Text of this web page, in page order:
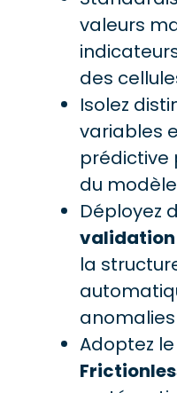
valeurs
des
Isolez
variables
prédictive
du
Déployez
validation
la
Adoptez le